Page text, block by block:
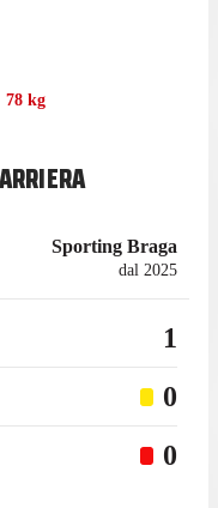
78 kg
Sporting Braga
dal 2025
1
0
0